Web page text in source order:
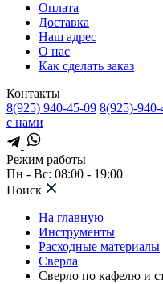
Оплата
Доставка
Наш адрес
О нас
Как сделать заказ
Контакты
8(925) 940-45-09 8(925)-
с нами
Режим работы
Пн - Вс: 08:00 - 19:00
Поиск
На главную
Инструменты
Расходные материалы
Сверла
Сверло по кафелю и